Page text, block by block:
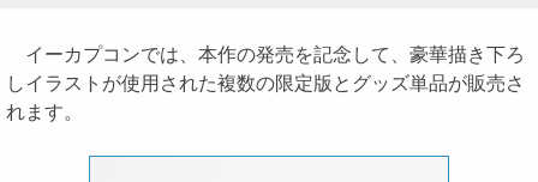
イーカプコンでは、本作の発売を記念して、豪華描き下ろ
しイラストが使用された複数の限定版とグッズ単品が販売さ
れます。